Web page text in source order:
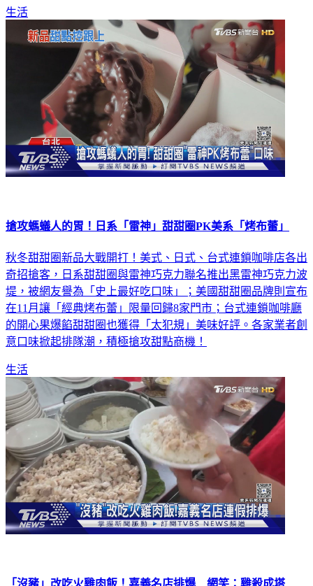
生活
搶攻螞蟻人的胃！日系「雷神」甜甜圈PK美系「烤布蕾」
秋冬甜甜圈新品大戰開打！美式、日式、台式連鎖咖啡店各出
奇招搶客，日系甜甜圈與雷神巧克力聯名推出黑雷神巧克力波
堤，被網友譽為「史上最好吃口味」；美國甜甜圈品牌則宣布
在11月讓「經典烤布蕾」限量回歸8家門市；台式連鎖咖啡廳
的開心果爆餡甜甜圈也獲得「太犯規」美味好評。各家業者創
意口味掀起排隊潮，積極搶攻甜點商機！
生活